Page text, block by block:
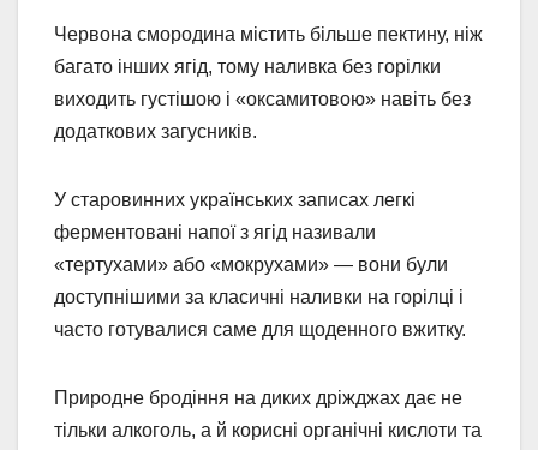
Червона смородина містить більше пектину, ніж
багато інших ягід, тому наливка без горілки
виходить густішою і «оксамитовою» навіть без
додаткових загусників.
У старовинних українських записах легкі
ферментовані напої з ягід називали
«тертухами» або «мокрухами» — вони були
доступнішими за класичні наливки на горілці і
часто готувалися саме для щоденного вжитку.
Природне бродіння на диких дріжджах дає не
тільки алкоголь, а й корисні органічні кислоти та